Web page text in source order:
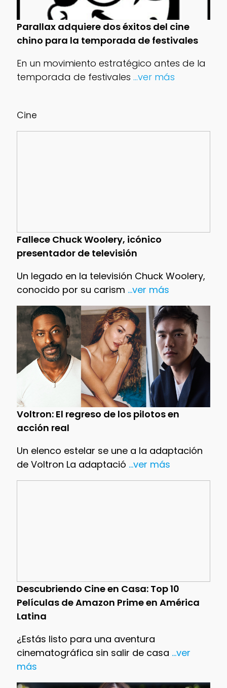
Cine
Fallece Chuck Woolery, icónico
presentador de televisión
Un legado en la televisión Chuck Woolery,
conocido por su carism ...ver más
Voltron: El regreso de los pilotos en
acción real
Un elenco estelar se une a la adaptación
de Voltron La adaptació ...ver más
Descubriendo Cine en Casa: Top 10
Películas de Amazon Prime en América
Latina
¿Estás listo para una aventura
cinematográfica sin salir de casa ...ver
más
Parallax adquiere dos éxitos del cine
chino para la temporada de festivales
En un movimiento estratégico antes de la
temporada de festivales ...ver más